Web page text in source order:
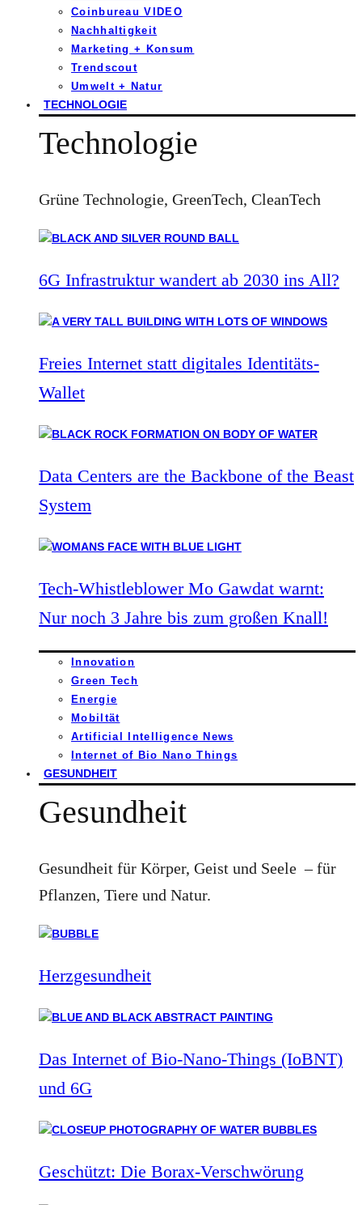
Coinbureau VIDEO
Nachhaltigkeit
Marketing + Konsum
Trendscout
Umwelt + Natur
TECHNOLOGIE
Technologie
Grüne Technologie, GreenTech, CleanTech
6G Infrastruktur wandert ab 2030 ins All?
Freies Internet statt digitales Identitäts-
Wallet
Data Centers are the Backbone of the Beast
System
Tech-Whistleblower Mo Gawdat warnt:
Nur noch 3 Jahre bis zum großen Knall!
Innovation
Green Tech
Energie
Mobiltät
Artificial Intelligence News
Internet of Bio Nano Things
GESUNDHEIT
Gesundheit
Gesundheit für Körper, Geist und Seele – für
Pflanzen, Tiere und Natur.
Herzgesundheit
Das Internet of Bio-Nano-Things (IoBNT)
und 6G
Geschützt: Die Borax-Verschwörung